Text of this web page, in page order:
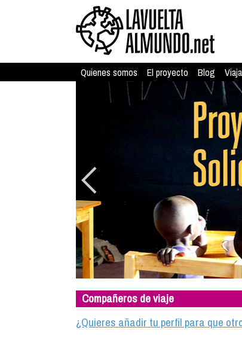
Quienes somos El proyecto Blog
Compañeros de viaje
¿Quieres añadir tu perfil para que